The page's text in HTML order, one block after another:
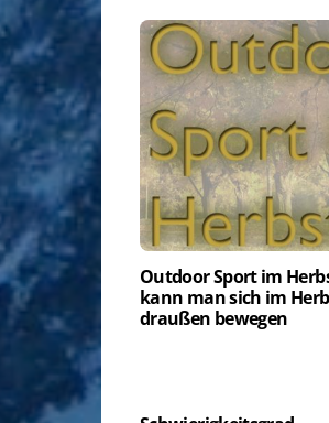
Outdoor Sport im
kann man sich im
draußen bewegen